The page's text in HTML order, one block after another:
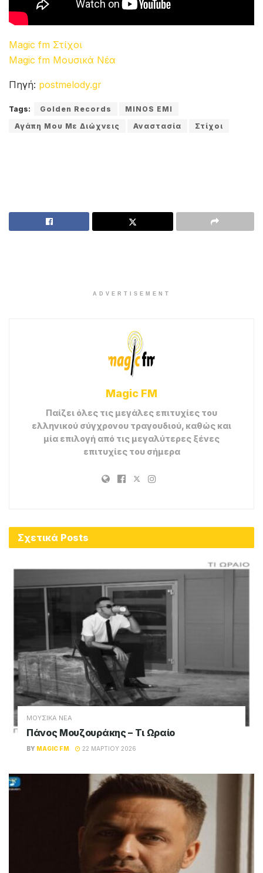
Magic fm Στίχοι
Magic fm Μουσικά Νέα
Πηγή: postmelody.gr
Tags: Golden Records
MINOS EMI
Αγάπη Μου Με Διώχνεις
Αναστασία Στίχοι
ADVERTISEMENT
Magic FM
Παίζει όλες τις μεγάλες επιτυχίες του
ελληνικού σύγχρονου τραγουδιού, καθώς και
μία επιλογή από τις μεγαλύτερες ξένες
επιτυχίες του σήμερα
Σχετικά Posts
ΜΟΥΣΙΚΑ ΝΕΑ
Πάνος Μουζουράκης – Τι Ωραίο
BY MAGIC FM 22 ΜΑΡΤΊΟΥ 2026